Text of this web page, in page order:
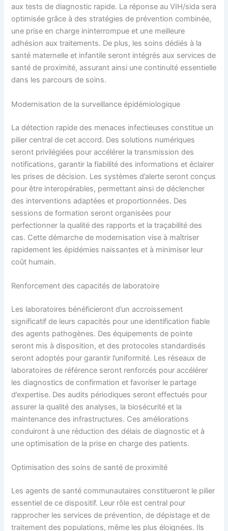
aux tests de diagnostic rapide. La réponse au VIH/sida sera
optimisée grâce à des stratégies de prévention combinée,
une prise en charge ininterrompue et une meilleure
adhésion aux traitements. De plus, les soins dédiés à la
santé maternelle et infantile seront intégrés aux services de
santé de proximité, assurant ainsi une continuité essentielle
dans les parcours de soins.
Modernisation de la surveillance épidémiologique
La détection rapide des menaces infectieuses constitue un
pilier central de cet accord. Des solutions numériques
seront privilégiées pour accélérer la transmission des
notifications, garantir la fiabilité des informations et éclairer
les prises de décision. Les systèmes d’alerte seront conçus
pour être interopérables, permettant ainsi de déclencher
des interventions adaptées et proportionnées. Des
sessions de formation seront organisées pour
perfectionner la qualité des rapports et la traçabilité des
cas. Cette démarche de modernisation vise à maîtriser
rapidement les épidémies naissantes et à minimiser leur
coût humain.
Renforcement des capacités de laboratoire
Les laboratoires bénéficieront d’un accroissement
significatif de leurs capacités pour une identification fiable
des agents pathogènes. Des équipements de pointe
seront mis à disposition, et des protocoles standardisés
seront adoptés pour garantir l’uniformité. Les réseaux de
laboratoires de référence seront renforcés pour accélérer
les diagnostics de confirmation et favoriser le partage
d’expertise. Des audits périodiques seront effectués pour
assurer la qualité des analyses, la biosécurité et la
maintenance des infrastructures. Ces améliorations
conduiront à une réduction des délais de diagnostic et à
une optimisation de la prise en charge des patients.
Optimisation des soins de santé de proximité
Les agents de santé communautaires constitueront le pilier
essentiel de ce dispositif. Leur rôle est central pour
rapprocher les services de prévention, de dépistage et de
traitement des populations, même les plus éloignées. Ils